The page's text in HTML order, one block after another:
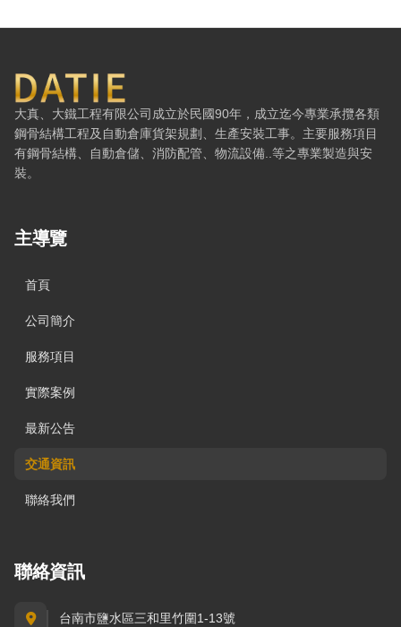
大鐵工程有限公司 — 網站概要、主導覽與聯絡方式
大真、大鐵工程有限公司成立於民國90年，成立迄今專業承攬各類
鋼骨結構工程及自動倉庫貨架規劃、生產安裝工事。主要服務項目
有鋼骨結構、自動倉儲、消防配管、物流設備..等之專業製造與安
裝。
主導覽
首頁
公司簡介
服務項目
實際案例
最新公告
交通資訊
聯絡我們
聯絡資訊
台南市鹽水區三和里竹圍1-13號